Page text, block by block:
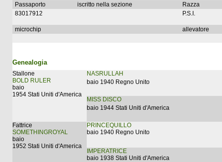
Passaporto iscritto nella sezione
Razza
83017912
P.S.I.
microchip allevatore
Genealogia
Stallone
BOLD RULER
baio
1954 Stati Uniti d'America
NASRULLAH
baio 1940 Regno Unito
MISS DISCO
baio 1944 Stati Uniti d'America
Fattrice
SOMETHINGROYAL
baio
1952 Stati Uniti d'America
PRINCEQUILLO
baio 1940 Regno Unito
IMPERATRICE
baio 1938 Stati Uniti d'America